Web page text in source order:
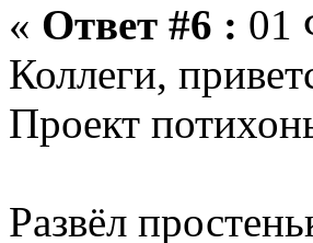
« Ответ #6 : 01
Коллеги,
Проект
Развёл